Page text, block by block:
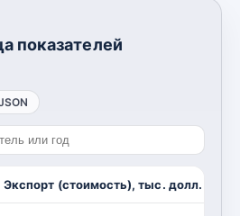
показателей
Экспорт (стоимость), тыс. долл. США